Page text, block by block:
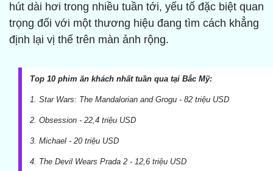
hút dài hơi trong nhiều tuần tới, yếu tố đặc biệt quan
trọng đối với một thương hiệu đang tìm cách khẳng
định lại vị thế trên màn ảnh rộng.
Top 10 phim ăn khách nhất tuần qua tại Bắc Mỹ:
1. Star Wars: The Mandalorian and Grogu - 82 triệu USD
2. Obsession - 22,4 triệu USD
3. Michael - 20 triệu USD
4. The Devil Wears Prada 2 - 12,6 triệu USD